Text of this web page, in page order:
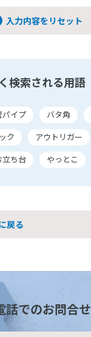
入力内容をリセット
検索される用語
パイプ バタ角
ク アウトリガー
立ち台
やっとこ
戻る
話でのお問合せ